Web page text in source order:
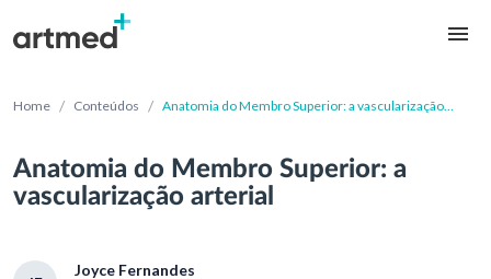
Home / Conteúdos / Anatomia do Membro Superior: a vascularização
Anatomia do Membro Superior: a
vascularização arterial
Joyce Fernandes